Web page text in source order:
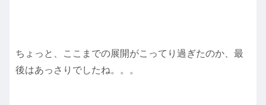
ちょっと、ここまでの展開がこってり過ぎたのか、最
後はあっさりでしたね。。。